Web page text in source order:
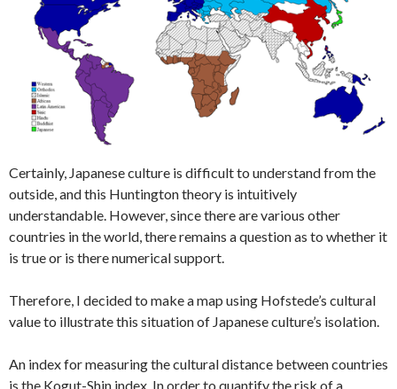
Certainly, Japanese culture is difficult to understand from the
outside, and this Huntington theory is intuitively
understandable. However, since there are various other
countries in the world, there remains a question as to whether it
is true or is there numerical support.
Therefore, I decided to make a map using Hofstede’s cultural
value to illustrate this situation of Japanese culture’s isolation.
An index for measuring the cultural distance between countries
is the Kogut-Shin index. In order to quantify the risk of a